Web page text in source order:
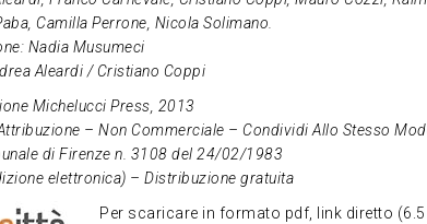
Camilla Perrone, Nicola Solimano.
Nadia Musumeci
Aleardi / Cristiano Coppi
Michelucci Press, 2013
– Non Commerciale – Condividi Allo Stesso
di Firenze n. 3108 del 24/02/1983
elettronica) – Distribuzione gratuita
Per scaricare in formato pdf, link diretto (6.5